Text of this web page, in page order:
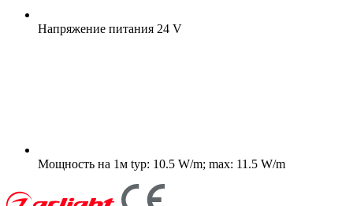
Напряжение питания 24 V
Мощность на 1м typ: 10.5 W/m; max: 11.5 W/m